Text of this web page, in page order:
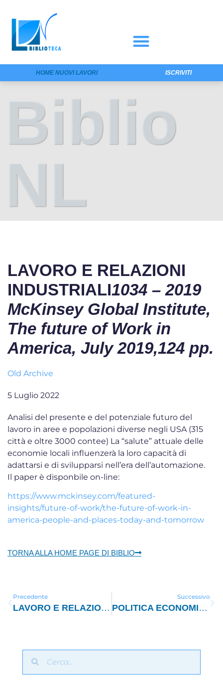
HOME NUOVI LAVORI ISCRIVITI
Biblio
NL
LAVORO E RELAZIONI
INDUSTRIALI1034 – 2019
McKinsey Global Institute,
The future of Work in
America, July 2019,124 pp.
Old Archive
5 Luglio 2022
Analisi del presente e del potenziale futuro del
lavoro in aree e popolazioni diverse negli USA (315
città e oltre 3000 contee) La “salute” attuale delle
economie locali influenzerà la loro capacità di
adattarsi e di svilupparsi nell’era dell’automazione.
Il paper è disponbile on-line:
https://www.mckinsey.com/featured-
insights/future-of-work/the-future-of-work-in-
america-people-and-places-today-and-tomorrow
TORNA ALLA HOME PAGE DI BIBLIO
Precedente
LAVORO E RELAZIONI INDUSTRIALI 1033 –
Successivo
POLITICA ECONOMICA E SOCIALE